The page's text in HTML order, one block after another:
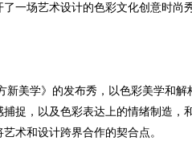
一场艺术设计的色彩文化创意时尚秀
美学》的发布秀，以色彩美学和解
捉，以及色彩表达上的情绪制造，
术和设计跨界合作的契合点。